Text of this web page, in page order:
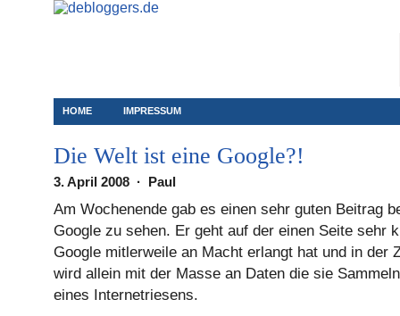
HOME IMPRESSUM
Die Welt ist eine Google?!
3. April 2008 · Paul
Am Wochenende gab es einen sehr guten Beitrag
Google zu sehen. Er geht auf der einen Seite sehr
Google mitlerweile an Macht erlangt hat und in der
wird allein mit der Masse an Daten die sie
eines Internetriesens.